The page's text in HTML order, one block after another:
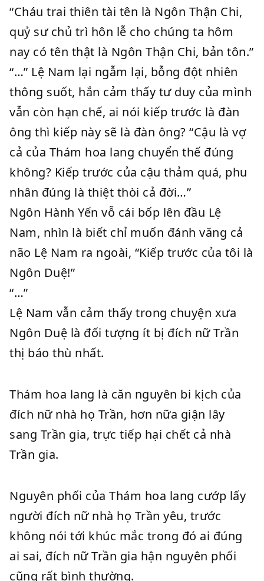
“Cháu trai thiên tài tên là Ngôn Thận Chi,
quỷ sư chủ trì hôn lễ cho chúng ta hôm
nay có tên thật là Ngôn Thận Chi, bản tôn.”
“…” Lệ Nam lại ngẫm lại, bỗng đột nhiên
thông suốt, hắn cảm thấy tư duy của mình
vẫn còn hạn chế, ai nói kiếp trước là đàn
ông thì kiếp này sẽ là đàn ông? “Cậu là vợ
cả của Thám hoa lang chuyển thế đúng
không? Kiếp trước của cậu thảm quá, phu
nhân đúng là thiệt thòi cả đời…”
Ngôn Hành Yến vỗ cái bốp lên đầu Lệ
Nam, nhìn là biết chỉ muốn đánh văng cả
não Lệ Nam ra ngoài, “Kiếp trước của tôi là
Ngôn Duệ!”
“…”
Lệ Nam vẫn cảm thấy trong chuyện xưa
Ngôn Duệ là đối tượng ít bị đích nữ Trần
thị báo thù nhất.
Thám hoa lang là căn nguyên bi kịch của
đích nữ nhà họ Trần, hơn nữa giận lây
sang Trần gia, trực tiếp hại chết cả nhà
Trần gia.
Nguyên phối của Thám hoa lang cướp lấy
người đích nữ nhà họ Trần yêu, trước
không nói tới khúc mắc trong đó ai đúng
ai sai, đích nữ Trần gia hận nguyên phối
cũng rất bình thường.